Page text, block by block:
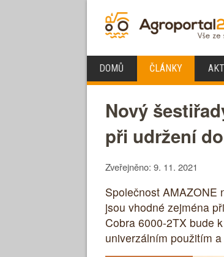
DOMŮ ČLÁNKY
Nový
při udržení
Zveřejněno: 9. 11. 2021
Společnost AMAZONE
jsou vhodné zejména
Cobra 6000-2TX bude
univerzálním použitím